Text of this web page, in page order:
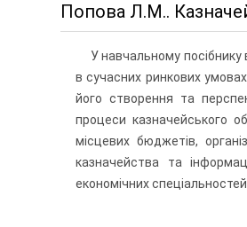
Попова Л.М..
У навчальному посібнику
в сучасних ринкових
його створення та
процеси казначейського
місцевих бюджетів,
казначейства та
економічних